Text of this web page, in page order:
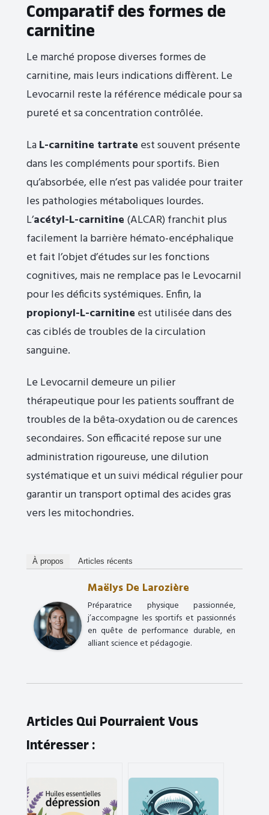
Comparatif des formes de
carnitine
Le marché propose diverses formes de
carnitine, mais leurs indications diffèrent. Le
Levocarnil reste la référence médicale pour sa
pureté et sa concentration contrôlée.
LaL-carnitine tartrate est souvent présente
dans les compléments pour sportifs. Bien
qu’absorbée, elle n’est pas validée pour traiter
les pathologies métaboliques lourdes.
L’acétyl-L-carnitine (ALCAR) franchit plus
facilement la barrière hémato-encéphalique
et fait l’objet d’études sur les fonctions
cognitives, mais ne remplace pas le Levocarnil
pour les déficits systémiques. Enfin, la
propionyl-L-carnitine est utilisée dans des
cas ciblés de troubles de la circulation
sanguine.
Le Levocarnil demeure un pilier
thérapeutique pour les patients souffrant de
troubles de la bêta-oxydation ou de carences
secondaires. Son efficacité repose sur une
administration rigoureuse, une dilution
systématique et un suivi médical régulier pour
garantir un transport optimal des acides gras
vers les mitochondries.
À propos Articles récents
Maëlys De Larozière
Préparatrice physique passionnée,
j’accompagne les sportifs et passionnés
en quête de performance durable, en
alliant science et pédagogie.
Articles Qui Pourraient Vous
Intéresser :